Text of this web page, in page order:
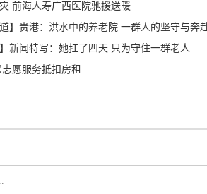
前海人寿广西医院驰援送暖
】贵港：洪水中的养老院 一群人的坚守与奔
新闻特写：她扛了四天 只为守住一群老人
愿服务抵扣房租